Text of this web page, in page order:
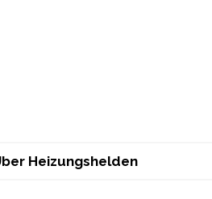
Heizungshelden